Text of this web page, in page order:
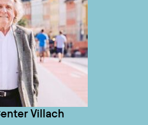
Villach